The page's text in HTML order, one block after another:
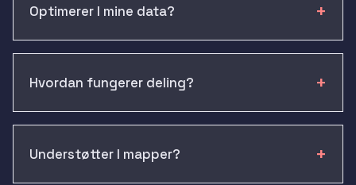
Optimerer I mine data?
Hvordan fungerer deling?
Understøtter I mapper?